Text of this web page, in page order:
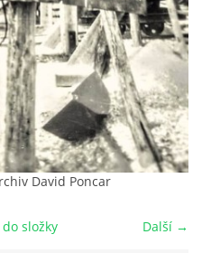
275
za finanční podpory
David Poncar
Další →
složky